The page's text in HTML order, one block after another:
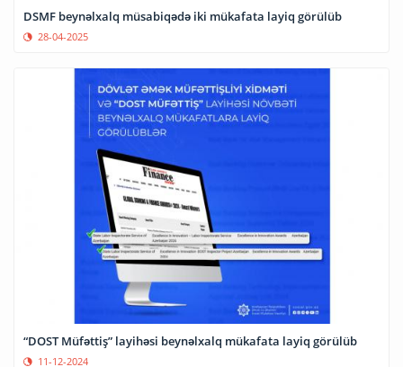
DSMF beynəlxalq müsabiqədə iki mükafata layiq görülüb
28-04-2025
“DOST Müfəttiş” layihəsi beynəlxalq mükafata layiq görülüb
11-12-2024